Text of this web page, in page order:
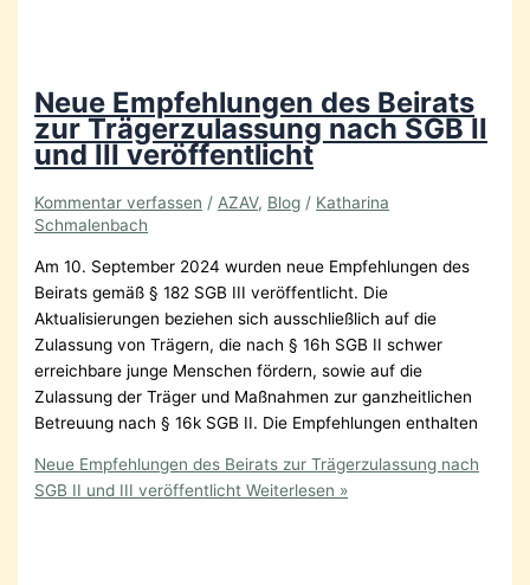
Neue Empfehlungen des Beirats
zur Trägerzulassung nach SGB II
und III veröffentlicht
Kommentar verfassen / AZAV, Blog / Katharina
Schmalenbach
Am 10. September 2024 wurden neue Empfehlungen des
Beirats gemäß § 182 SGB III veröffentlicht. Die
Aktualisierungen beziehen sich ausschließlich auf die
Zulassung von Trägern, die nach § 16h SGB II schwer
erreichbare junge Menschen fördern, sowie auf die
Zulassung der Träger und Maßnahmen zur ganzheitlichen
Betreuung nach § 16k SGB II. Die Empfehlungen enthalten
Neue Empfehlungen des Beirats zur Trägerzulassung nach
SGB II und III veröffentlicht Weiterlesen »